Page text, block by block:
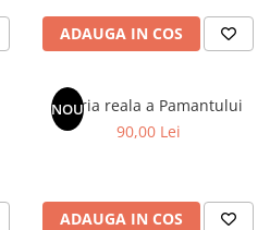
ADAUGA IN COS
NOU
Istoria reala a Pamantului
90,00 Lei
ADAUGA IN COS